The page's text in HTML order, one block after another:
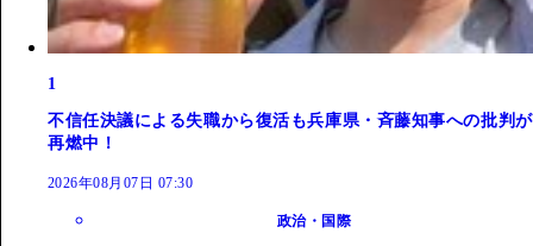
1
不信任決議による失職から復活も兵庫県・斉藤知事への批判が
再燃中！
2026年08月07日 07:30
政治・国際